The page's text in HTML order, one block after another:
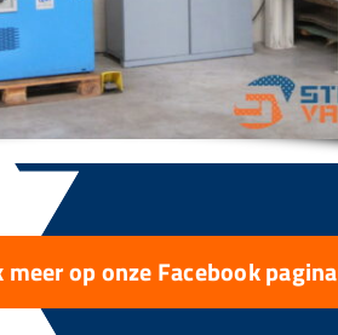
meer op onze Facebook pagina